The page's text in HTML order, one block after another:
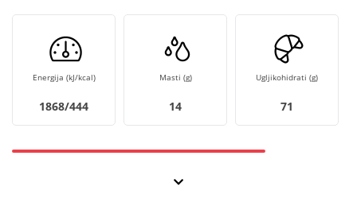
Energija (kJ/kcal)
1868/444
Masti (g)
14
Ugljikohidrati (g)
71